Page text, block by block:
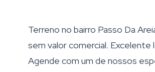
Terreno no bairro Passo Da
sem valor comercial.
Agende com um de nossos